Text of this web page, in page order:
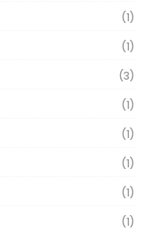
(1)
(1)
(3)
(1)
(1)
(1)
(1)
(1)